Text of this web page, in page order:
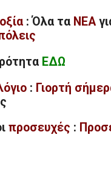
: Όλα τα ΝΕΑ
ΕΔΩ
: Γιορτή
προσευχές :